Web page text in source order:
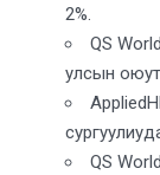
2%.
QS
улсын
QS